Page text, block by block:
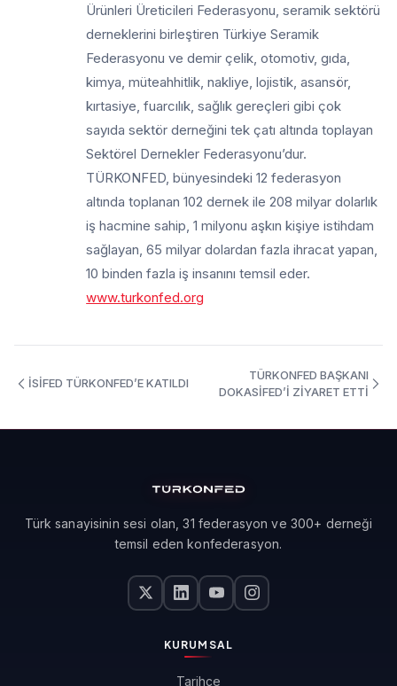
Ürünleri Üreticileri Federasyonu, seramik sektörü
derneklerini birleştiren Türkiye Seramik
Federasyonu ve demir çelik, otomotiv, gıda,
kimya, müteahhitlik, nakliye, lojistik, asansör,
kırtasiye, fuarcılık, sağlık gereçleri gibi çok
sayıda sektör derneğini tek çatı altında toplayan
Sektörel Dernekler Federasyonu’dur.
TÜRKONFED, bünyesindeki 12 federasyon
altında toplanan 102 dernek ile 208 milyar dolarlık
iş hacmine sahip, 1 milyonu aşkın kişiye istihdam
sağlayan, 65 milyar dolardan fazla ihracat yapan,
10 binden fazla iş insanını temsil eder.
www.turkonfed.org
İSİFED TÜRKONFED’E KATILDI
TÜRKONFED BAŞKANI
DOKASİFED’İ ZİYARET ETTİ
Türk sanayisinin sesi olan, 31 federasyon ve 300+ derneği
temsil eden konfederasyon.
KURUMSAL
Tarihçe